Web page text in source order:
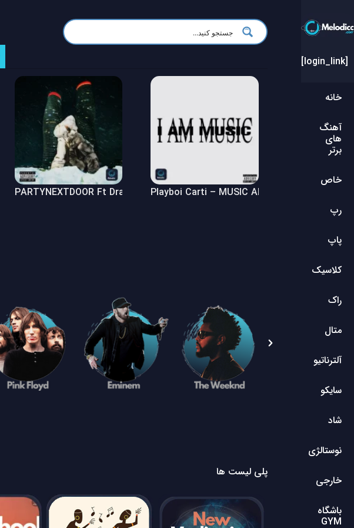
[login_link]
خانه
آهنگ
های
برتر
خاص
رپ
پاپ
کلاسیک
راک
متال
آلترناتیو
سایکو
شاد
نوستالژی
خارجی
باشگاه
GYM
Playboi Carti – MUSIC Album
PARTYNEXTDOOR Ft Drake – $ome $exy $ongs 4 U Album
پلی لیست ها